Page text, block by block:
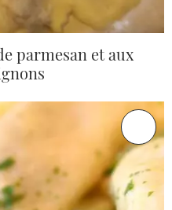
parmesan et aux